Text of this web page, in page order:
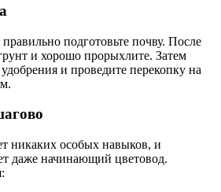
подготовьте почву. После
и хорошо прорыхлите. Затем
и проведите перекопку на
никаких особых навыков, и
даже начинающий цветовод.